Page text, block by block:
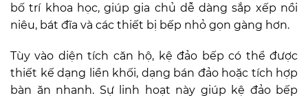
bố trí khoa học, giúp gia chủ dễ dàng sắp xếp nồi
niêu, bát đĩa và các thiết bị bếp nhỏ gọn gàng hơn.
Tùy vào diện tích căn hộ, kệ đảo bếp có thể được
thiết kế dạng liền khối, dạng bán đảo hoặc tích hợp
bàn ăn nhanh. Sự linh hoạt này giúp kệ đảo bếp